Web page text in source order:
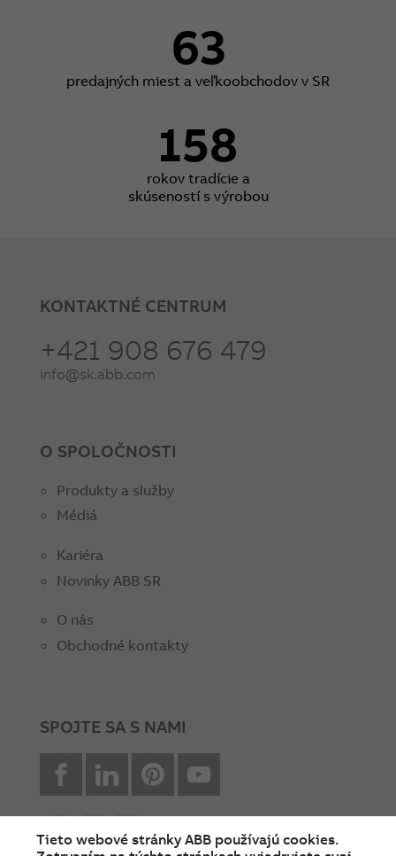
63
predajných miest a veľkoobchodov v SR
158
rokov tradície a
skúseností s výrobou
KONTAKTNÉ CENTRUM
+421 908 676 479
info@sk.abb.com
O SPOLOČNOSTI
Produkty a služby
Médiá
Kariéra
Novinky ABB SR
O nás
Obchodné kontakty
SPOJTE SA S NAMI
facebookLinkedin Pinterest
Tieto webové stránky ABB používajú cookies.